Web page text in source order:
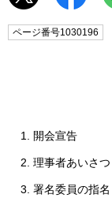
ページ番号1030196
開会宣告
理事者あいさつ
署名委員の指名